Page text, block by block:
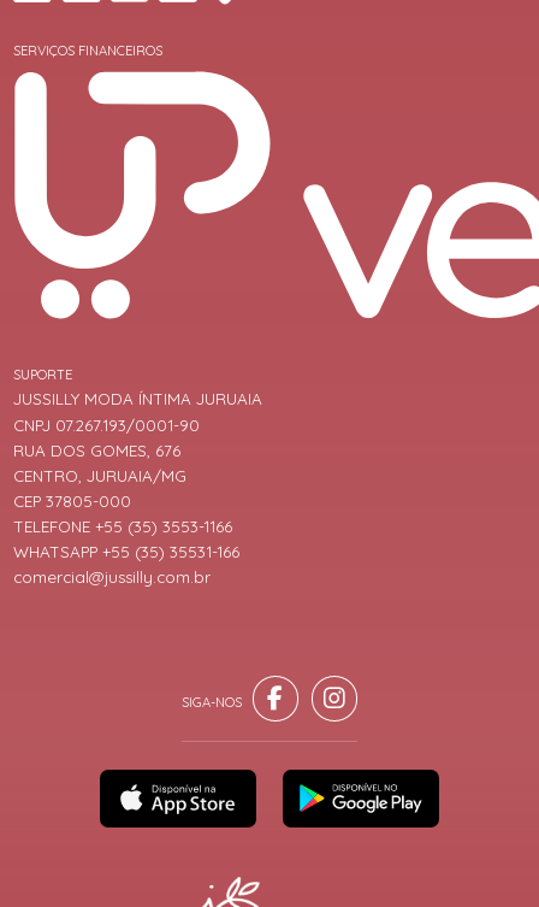
SERVIÇOS FINANCEIROS
SUPORTE
JUSSILLY MODA ÍNTIMA JURUAIA
CNPJ 07.267.193/0001-90
RUA DOS GOMES, 676
CENTRO, JURUAIA/MG
CEP 37805-000
TELEFONE +55 (35) 3553-1166
WHATSAPP +55 (35) 35531-166
comercial@jussilly.com.br